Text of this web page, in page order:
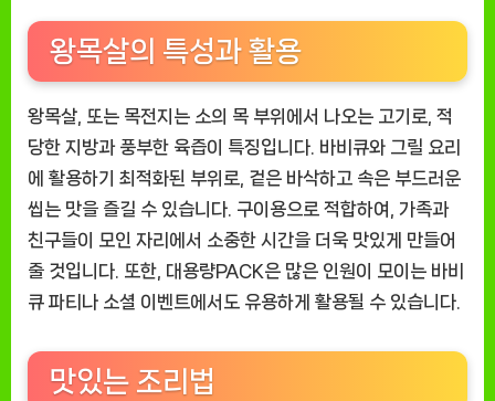
왕목살의 특성과 활용
왕목살, 또는 목전지는 소의 목 부위에서 나오는 고기로, 적
당한 지방과 풍부한 육즙이 특징입니다. 바비큐와 그릴 요리
에 활용하기 최적화된 부위로, 겉은 바삭하고 속은 부드러운
씹는 맛을 즐길 수 있습니다. 구이용으로 적합하여, 가족과
친구들이 모인 자리에서 소중한 시간을 더욱 맛있게 만들어
줄 것입니다. 또한, 대용량PACK은 많은 인원이 모이는 바비
큐 파티나 소셜 이벤트에서도 유용하게 활용될 수 있습니다.
맛있는 조리법